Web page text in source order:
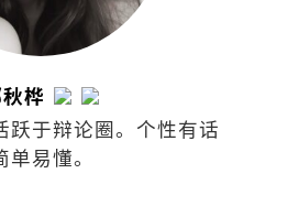
桦
跃于辩论圈。个性有话
易懂。